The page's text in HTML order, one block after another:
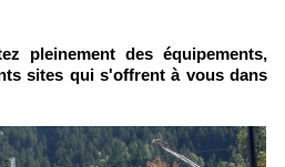
sites qui s'offrent à vous dans